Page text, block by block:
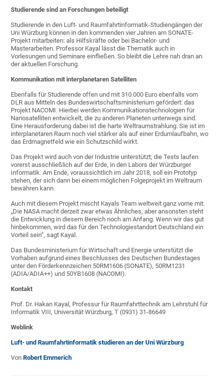
Studierende sind an Forschungen beteiligt
Studierende in den Luft- und Raumfahrtinformatik-Studiengängen der
Uni Würzburg können in den kommenden vier Jahren am SONATE-
Projekt mitarbeiten: als Hilfskräfte oder bei Bachelor- und
Masterarbeiten. Professor Kayal lässt die Thematik auch in
Vorlesungen und Seminare einfließen. So bleibt die Lehre nah dran an
der aktuellen Forschung.
Kommunikation mit interplanetaren Satelliten
Ebenfalls für Studierende offen und mit 310.000 Euro ebenfalls vom
DLR aus Mitteln des Bundeswirtschaftsministerium gefördert: das
Projekt NACOMI. Hierbei werden Kommunikationstechnologien für
Nanosatelliten entwickelt, die zu anderen Planeten unterwegs sind.
Eine Herausforderung dabei ist die harte Weltraumstrahlung. Sie ist im
interplanetaren Raum noch viel stärker als auf einer Erdumlaufbahn, wo
das Erdmagnetfeld wie ein Schutzschild wirkt.
Das Projekt wird auch von der Industrie unterstützt; die Tests laufen
vorerst ausschließlich auf der Erde, in den Labors der Würzburger
Informatik. Am Ende, voraussichtlich im Jahr 2018, soll ein Prototyp
stehen, der sich dann bei einem möglichen Folgeprojekt im Weltraum
bewähren kann.
Auch mit diesem Projekt mischt Kayals Team weltweit ganz vorne mit.
„Die NASA macht derzeit zwar etwas Ähnliches, aber ansonsten steht
die Entwicklung in diesem Bereich noch am Anfang. Wenn wir das gut
hinbekommen, wird das für den Technologiestandort Deutschland ein
Vorteil sein“, sagt Kayal.
Das Bundesministerium für Wirtschaft und Energie unterstützt die
Vorhaben aufgrund eines Beschlusses des Deutschen Bundestages
unter den Förderkennzeichen 50RM1606 (SONATE), 50RM1231
(ADIA/ADIA++) und 50YB1608 (NACOMI).
Kontakt
Prof. Dr. Hakan Kayal, Professur für Raumfahrttechnik am Lehrstuhl für
Informatik VIII, Universität Würzburg, T (0931) 31-86649
Weblink
Luft- und Raumfahrtinformatik studieren an der Uni Würzburg
VonRobert Emmerich